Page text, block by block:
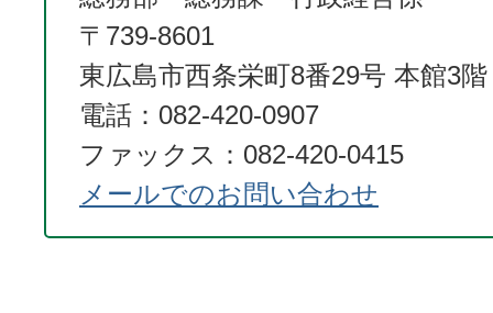
〒739-8601
東広島市西条栄町8番29号 本館3階
電話：082-420-0907
ファックス：082-420-0415
メールでのお問い合わせ